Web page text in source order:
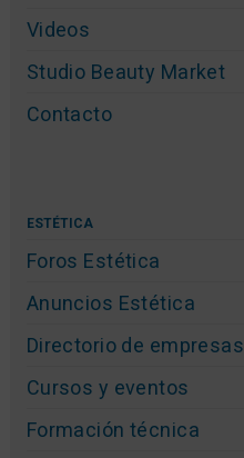
Videos
Studio Beauty Market
Contacto
ESTÉTICA
Foros Estética
Anuncios Estética
Directorio de empresas
Cursos y eventos
Formación técnica